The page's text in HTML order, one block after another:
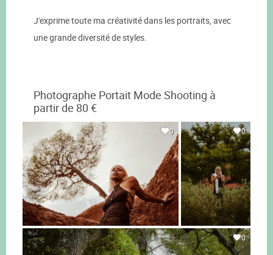
J'exprime toute ma créativité dans les portraits, avec
une grande diversité de styles.
Photographe Portait Mode Shooting à
partir de 80 €
0 0
0